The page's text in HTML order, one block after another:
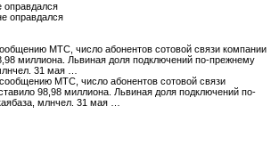
оправдался
оправдался
МТС, число абонентов сотовой связи компании
миллиона. Львиная доля подключений по-прежнему
31 мая …
МТС, число абонентов сотовой связи
98,98 миллиона. Львиная доля подключений по-
млнчел. 31 мая …